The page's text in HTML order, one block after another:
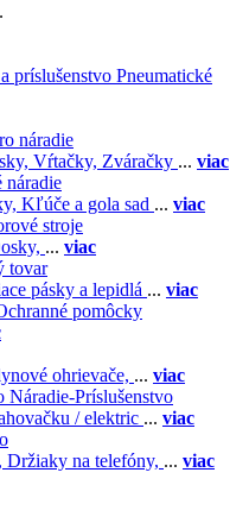
Pneumatické
náradie
Vŕtačky, Zváračky ... viac
náradie
Kľúče a gola sad ... viac
stroje
... viac
tovar
pásky a lepidlá ... viac
pomôcky
ohrievače, ... viac
Náradie-Príslušenstvo
/ elektric ... viac
Držiaky na telefóny, ... viac